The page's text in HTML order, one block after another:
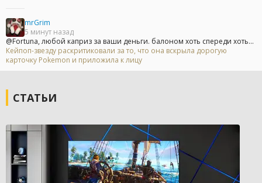
mrGrim
5 минут назад
@Fortuna, любой каприз за ваши деньги. балоном хоть спереди хоть...
Кейпоп-звезду раскритиковали за то, что она вскрыла дорогую
карточку Pokemon и приложила к лицу
СТАТЬИ